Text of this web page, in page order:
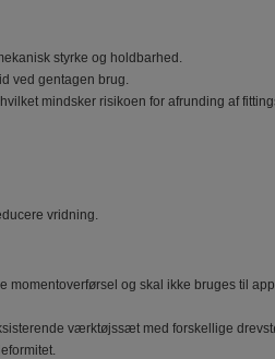
styrke og holdbarhed.
ved gentagen brug.
mindsker risikoen for afrunding af
vridning.
og skal ikke bruges til
værktøjssæt med forskellige